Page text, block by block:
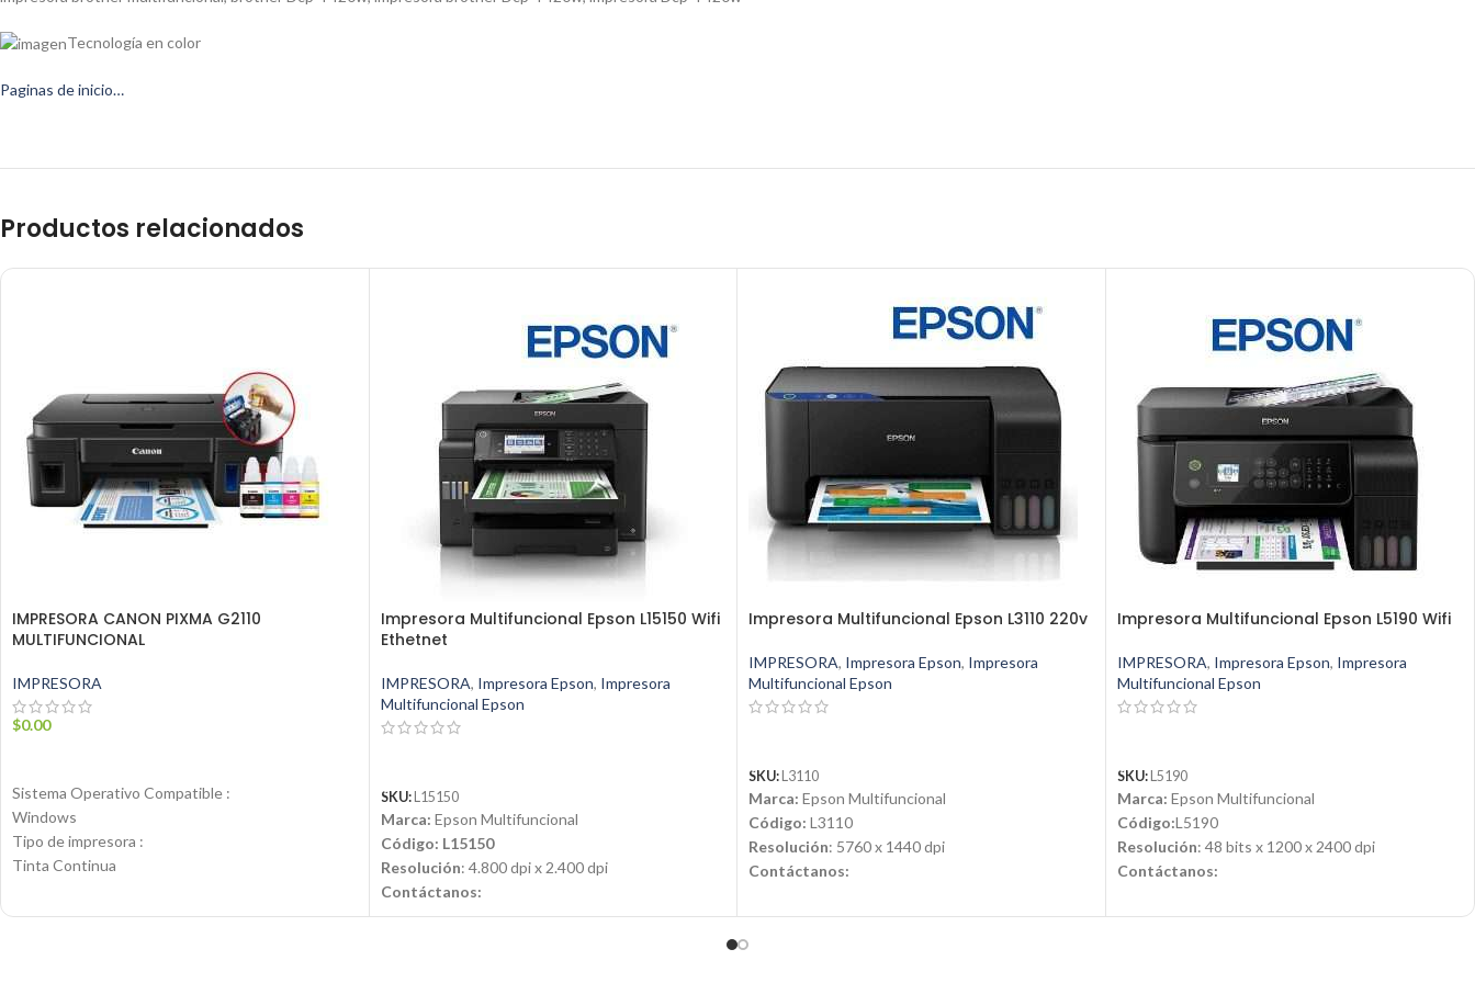
Tecnología en color
Paginas de inicio…
Productos relacionados
IMPRESORA CANON PIXMA G2110
MULTIFUNCIONAL
IMPRESORA
$0.00
Sistema Operativo Compatible :
Windows
Tipo de impresora :
Tinta Continua
Y
Impresora Multifuncional Epson L15150 Wifi
Ethetnet
IMPRESORA, Impresora Epson, Impresora
Multifuncional Epson
SKU: L15150
Marca: Epson Multifuncional
Código: L15150
Resolución: 4.800 dpi x 2.400 dpi
Contáctanos:
Email:ventas@jynsuministros.com
Impresora Multifuncional Epson L3110 220v
IMPRESORA, Impresora Epson, Impresora
Multifuncional Epson
SKU: L3110
Marca: Epson Multifuncional
Código: L3110
Resolución: 5760 x 1440 dpi
Contáctanos:
📱 WhatsApp:51 991 864 930
Impresora Multifuncional Epson L5190 Wifi
IMPRESORA, Impresora Epson, Impresora
Multifuncional Epson
SKU: L5190
Marca: Epson Multifuncional
Código:L5190
Resolución: 48 bits x 1200 x 2400 dpi
Contáctanos:
📱 WhatsApp:51 991 864 930